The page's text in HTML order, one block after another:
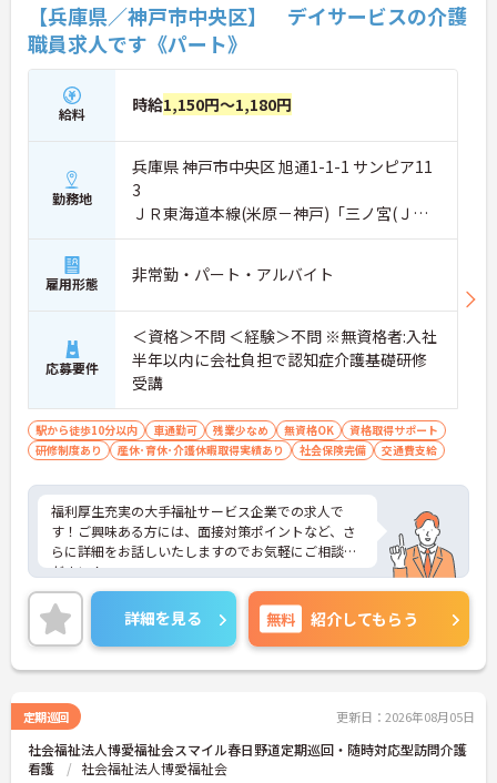
【兵庫県／神戸市中央区】 デイサービスの介護
職員求人です《パート》
給料 時給1,150円～1,180円
勤務地
兵庫県 神戸市中央区 旭通1-1-1 サンピア11
3
ＪＲ東海道本線(米原－神戸)「三ノ宮(ＪＲ)
駅」徒歩10分
雇用形態 非常勤・パート・アルバイト
応募要件
＜資格＞不問 ＜経験＞不問 ※無資格者:入社
半年以内に会社負担で認知症介護基礎研修
受講
駅から徒歩10分以内 車通勤可 残業少なめ 無資格OK
資格取得サポート
研修制度あり
産休･育休･介護休暇取得実績あり 社会保険完備 交通費支給
福利厚生充実の大手福祉サービス企業での求人で
す！ご興味ある方には、面接対策ポイントなど、さ
らに詳細をお話しいたしますのでお気軽にご相談く
ださい！
詳細を見る 無料 紹介してもらう
定期巡回 更新日：2026年08月05日
社会福祉法人博愛福祉会スマイル春日野道定期巡回・随時対応型訪問介護
看護
社会福祉法人博愛福祉会